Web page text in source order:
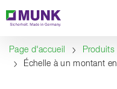
Contenu
Sommaire
Navigation
Page d'accueil
Produits
Échelle à un montant